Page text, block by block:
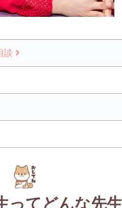
談
ってどんな先